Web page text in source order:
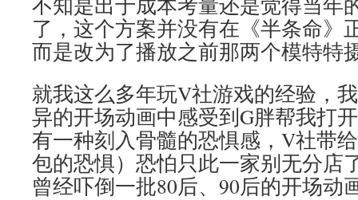
了，这个方案并没有在《半条命》
而是改为了播放之前那两个模特特
就我这么多年玩V社游戏的经验，
异的开场动画中感受到G胖帮我打
有一种刻入骨髓的恐惧感，V社带
包的恐惧）恐怕只此一家别无分店
曾经吓倒一批80后、90后的开场动